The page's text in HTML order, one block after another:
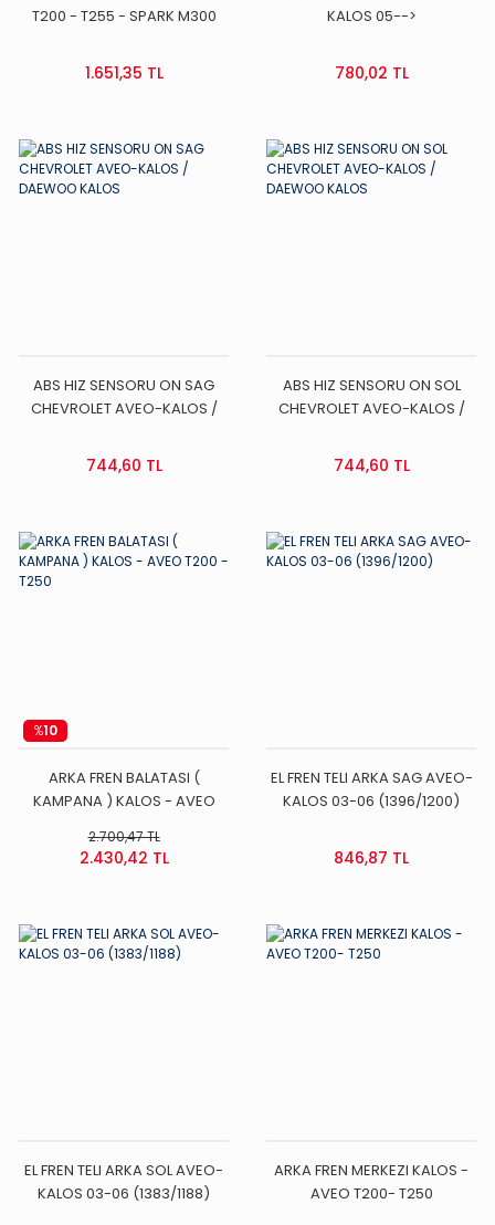
T200 - T255 - SPARK M300
1.651,35 TL
KALOS 05-->
780,02 TL
ABS HIZ SENSORU ON SAG
CHEVROLET AVEO-KALOS /
744,60 TL
ABS HIZ SENSORU ON SOL
CHEVROLET AVEO-KALOS /
744,60 TL
%10
ARKA FREN BALATASI (
KAMPANA ) KALOS - AVEO
2.700,47 TL
2.430,42 TL
EL FREN TELI ARKA SAG AVEO-
KALOS 03-06 (1396/1200)
846,87 TL
EL FREN TELI ARKA SOL AVEO-
KALOS 03-06 (1383/1188)
ARKA FREN MERKEZI KALOS -
AVEO T200- T250